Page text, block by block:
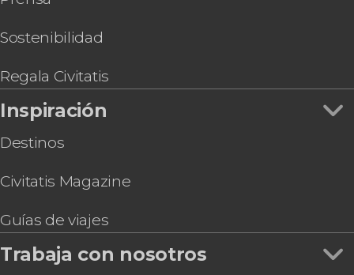
Sostenibilidad
Regala Civitatis
Inspiración
Destinos
Civitatis Magazine
Guías de viajes
Trabaja con nosotros